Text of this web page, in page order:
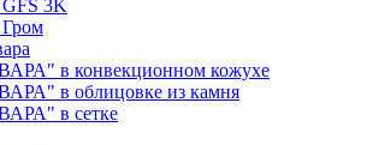
3K
в конвекционном кожухе
в облицовке из камня
в сетке